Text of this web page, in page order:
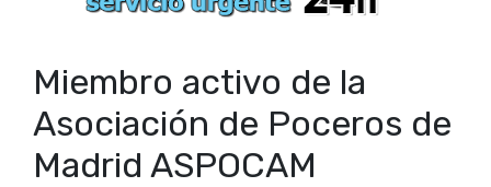
Miembro activo de la
Asociación de Poceros de
Madrid ASPOCAM